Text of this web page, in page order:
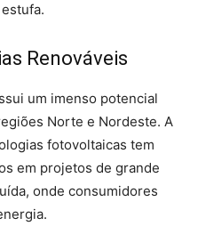
Renováveis
um imenso potencial
Norte e Nordeste. A
fotovoltaicas tem
em projetos de grande
onde consumidores